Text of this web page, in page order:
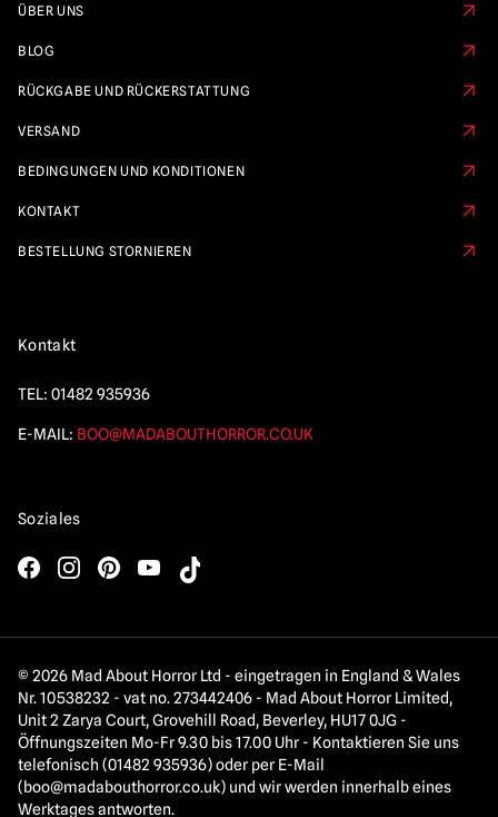
ÜBER UNS
BLOG
RÜCKGABE UND RÜCKERSTATTUNG
VERSAND
BEDINGUNGEN UND KONDITIONEN
KONTAKT
BESTELLUNG STORNIEREN
Kontakt
TEL: 01482 935936
E-MAIL: BOO@MADABOUTHORROR.CO.UK
Soziales
© 2026 Mad About Horror Ltd - eingetragen in England & Wales
Nr. 10538232 - vat no. 273442406 - Mad About Horror Limited,
Unit 2 Zarya Court, Grovehill Road, Beverley, HU17 0JG -
Öffnungszeiten Mo-Fr 9.30 bis 17.00 Uhr - Kontaktieren Sie uns
telefonisch (01482 935936) oder per E-Mail
(boo@madabouthorror.co.uk) und wir werden innerhalb eines
Werktages antworten.